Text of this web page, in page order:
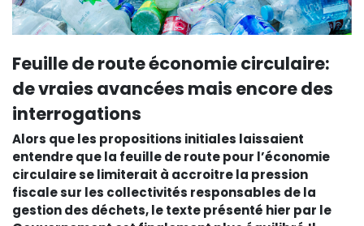
Feuille de route économie circulaire:
de vraies avancées mais encore des
interrogations
Alors que les propositions initiales laissaient
entendre que la feuille de route pour l’économie
circulaire se limiterait à accroitre la pression
fiscale sur les collectivités responsables de la
gestion des déchets, le texte présenté hier par le